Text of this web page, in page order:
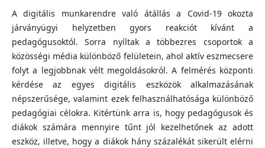
A digitális munkarendre való átállás a Covid-19 okozta
járványügyi helyzetben gyors reakciót kívánt a
pedagógusoktól. Sorra nyíltak a többezres csoportok a
közösségi média különböző felületein, ahol aktív eszmecsere
folyt a legjobbnak vélt megoldásokról. A felmérés központi
kérdése az egyes digitális eszközök alkalmazásának
népszerűsége, valamint ezek felhasználhatósága különböző
pedagógiai célokra. Kitértünk arra is, hogy pedagógusok és
diákok számára mennyire tűnt jól kezelhetőnek az adott
eszköz, illetve, hogy a diákok hány százalékát sikerült elérni